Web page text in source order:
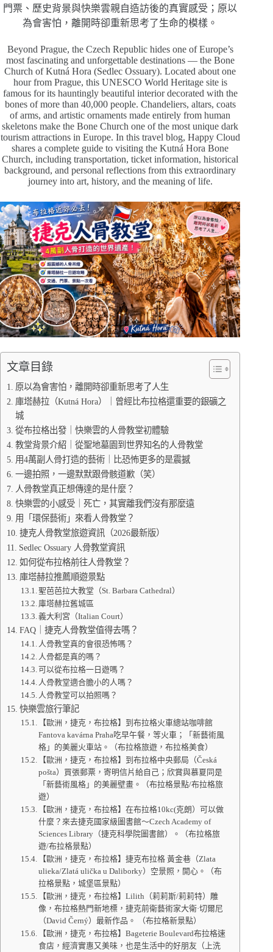
門票、歷史背景與快樂雲親自造訪後的真實感受；原以
為會害怕，離開時卻重新思考了生命的模樣。
Beyond Prague, the Czech Republic hides one of Europe’s
most fascinating and unforgettable destinations — the Bone
Church of Kutná Hora (Sedlec Ossuary). Located about one
hour from Prague, this UNESCO World Heritage site is
famous for its hauntingly beautiful interior decorated with the
bones of more than 40,000 people. Chandeliers, altars, coats
of arms, and artistic ornaments made entirely from human
skeletons make the Bone Church one of the most unique dark
tourism attractions in Europe. In this travel blog, Happy Cloud
shares a complete guide to visiting the Kutná Hora Bone
Church, including transportation, ticket information, historical
background, and personal reflections from this extraordinary
journey into art, history, and the meaning of life.
文章目錄
原以為會害怕，離開時卻重新思考了人生
庫塔赫拉（Kutná Hora）｜曾經比布拉格還重要的銀礦之
城
從布拉格出發｜快樂雲的人骨教堂初體驗
教堂背景介紹｜從聖地墓園到世界知名的人骨教堂
用4萬副人骨打造的藝術｜比恐怖更多的是震撼
一邊拍照，一邊默默跟骨骸道歉（笑）
人骨教堂真正想傳達的是什麼？
快樂雲的小感受｜死亡，其實離我們沒有那麼遠
用「環保藝術」來看人骨教堂？
捷克人骨教堂旅遊資訊（2026最新版）
Sedlec Ossuary 人骨教堂資訊
如何從布拉格前往人骨教堂？
庫塔赫拉推薦順遊景點
聖芭芭拉大教堂（St. Barbara Cathedral）
庫塔赫拉舊城區
義大利宮（Italian Court）
FAQ｜捷克人骨教堂值得去嗎？
人骨教堂真的會很恐怖嗎？
人骨都是真的嗎？
可以從布拉格一日遊嗎？
人骨教堂適合膽小的人嗎？
人骨教堂可以拍照嗎？
快樂雲旅行筆記
【歐洲，捷克，布拉格】到布拉格火車總站咖啡館
Fantova kavárna Praha吃早午餐，等火車；「新藝術風
格」的美麗火車站。（布拉格旅遊，布拉格美食）
【歐洲，捷克，布拉格】到布拉格中央郵局（Česká
pošta）買張郵票，寄明信片給自己；欣賞與慕夏同是
「新藝術風格」的美麗壁畫。（布拉格景點/布拉格旅
遊）
【歐洲，捷克，布拉格】在布拉格10kc(克朗）可以做
什麼？來去捷克國家級圖書館～Czech Academy of
Sciences Library（捷克科學院圖書館）。（布拉格旅
遊/布拉格景點）
【歐洲，捷克，布拉格】捷克布拉格 黃金巷（Zlata
ulieka/Zlatá ulička u Daliborky）空景照，開心。（布
拉格景點，城堡區景點）
【歐洲，捷克，布拉格】Lilith（莉莉斯/莉莉特）雕
像，布拉格熱門新地標，捷克前衛藝術家大衛·切爾尼
（David Černý）最新作品。 （布拉格新景點）
【歐洲，捷克，布拉格】Bageterie Boulevard布拉格速
食店，經濟實惠又美味，也是生活中的好朋友（上洗